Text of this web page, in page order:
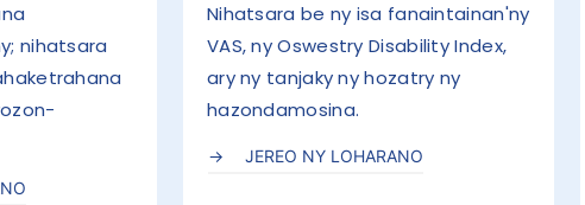
nihatsara
Nihatsara be ny isa fanaintainan'ny
VAS, ny Oswestry Disability Index,
ary ny tanjaky ny hozatry ny
hazondamosina.
JEREO NY LOHARANO